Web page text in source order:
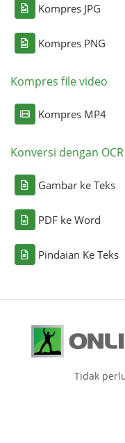
Kompres JPG
Kompres PNG
Kompres file video
Kompres MP4
Konversi dengan OCR
Gambar ke Teks
PDF ke Word
Pindaian Ke Teks
Tidak